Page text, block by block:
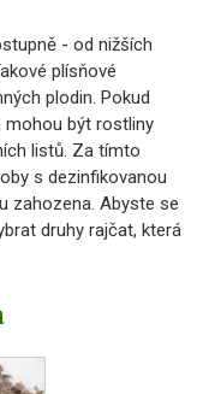
- od nižších
plísňové
plodin. Pokud
mohou být rostliny
listů. Za tímto
s dezinfikovanou
zahozena. Abyste se
druhy rajčat, která